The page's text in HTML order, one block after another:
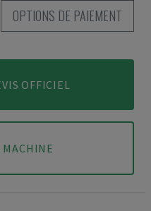
OPTIONS DE PAIEMENT
OFFICIEL